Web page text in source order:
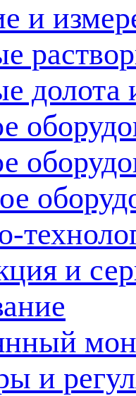
и
долота
и
и